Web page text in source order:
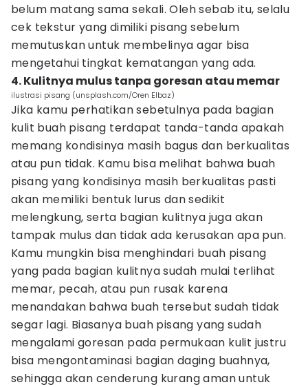
belum matang sama sekali. Oleh sebab itu, selalu
cek tekstur yang dimiliki pisang sebelum
memutuskan untuk membelinya agar bisa
mengetahui tingkat kematangan yang ada.
4. Kulitnya mulus tanpa goresan atau memar
ilustrasi pisang (unsplash.com/Oren Elbaz)
Jika kamu perhatikan sebetulnya pada bagian
kulit buah pisang terdapat tanda-tanda apakah
memang kondisinya masih bagus dan berkualitas
atau pun tidak. Kamu bisa melihat bahwa buah
pisang yang kondisinya masih berkualitas pasti
akan memiliki bentuk lurus dan sedikit
melengkung, serta bagian kulitnya juga akan
tampak mulus dan tidak ada kerusakan apa pun.
Kamu mungkin bisa menghindari buah pisang
yang pada bagian kulitnya sudah mulai terlihat
memar, pecah, atau pun rusak karena
menandakan bahwa buah tersebut sudah tidak
segar lagi. Biasanya buah pisang yang sudah
mengalami goresan pada permukaan kulit justru
bisa mengontaminasi bagian daging buahnya,
sehingga akan cenderung kurang aman untuk